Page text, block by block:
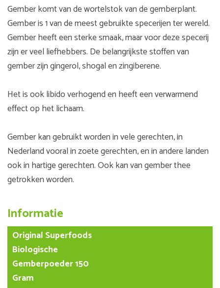
Gember komt van de wortelstok van de gemberplant.
Gember is 1 van de meest gebruikte specerijen ter wereld.
Gember heeft een sterke smaak, maar voor deze specerij
zijn er veel liefhebbers. De belangrijkste stoffen van
gember zijn gingerol, shogal en zingiberene.
Het is ook libido verhogend en heeft een verwarmend
effect op het lichaam.
Gember kan gebruikt worden in vele gerechten, in
Nederland vooral in zoete gerechten, en in andere landen
ook in hartige gerechten. Ook kan van gember thee
getrokken worden.
Informatie
Original Superfoods
Biologische
Gemberpoeder 150
Gram